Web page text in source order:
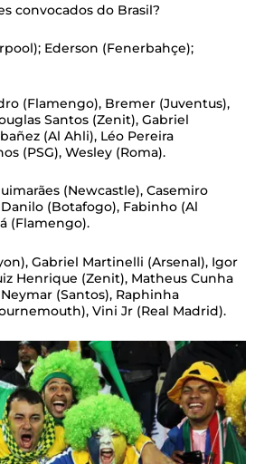
convocados do Brasil?
Ederson (Fenerbahçe);
(Flamengo), Bremer (Juventus),
Santos (Zenit), Gabriel
(Al Ahli), Léo Pereira
(PSG), Wesley (Roma).
(Newcastle), Casemiro
(Botafogo), Fabinho (Al
(Flamengo).
Gabriel Martinelli (Arsenal), Igor
Henrique (Zenit), Matheus Cunha
(Santos), Raphinha
Vini Jr (Real Madrid).